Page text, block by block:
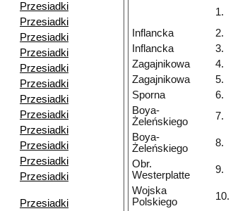
Przesiadki
Przesiadki
Przesiadki
Przesiadki
Przesiadki
Przesiadki
Przesiadki
Przesiadki
Przesiadki
Przesiadki
Przesiadki
Przesiadki
Przesiadki
1.
Inflancka 2.
Inflancka
3.
Zagajnikowa
4.
Zagajnikowa
5.
Sporna
6.
Boya-
Żeleńskiego
7.
Boya-
Żeleńskiego
8.
Obr.
Westerplatte
9.
Wojska
Polskiego
10.